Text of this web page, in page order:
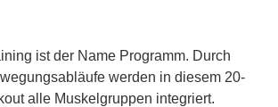
ist der Name Programm. Durch
werden in diesem 20-
alle Muskelgruppen integriert.